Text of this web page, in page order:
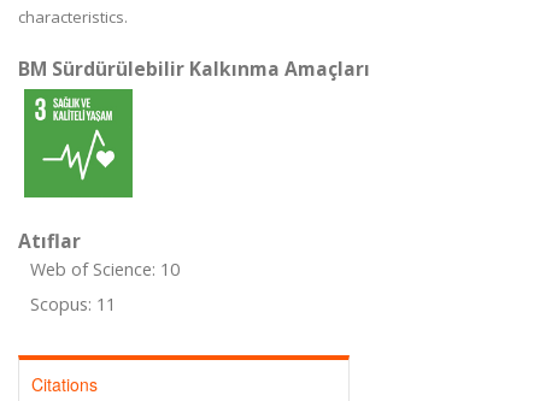
characteristics.
BM Sürdürülebilir Kalkınma Amaçları
Atıflar
Web of Science: 10
Scopus: 11
Citations